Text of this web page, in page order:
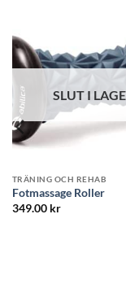
OCH REHAB
kr